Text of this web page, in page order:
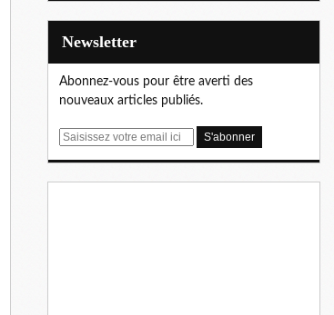
Newsletter
Abonnez-vous pour être averti des
nouveaux articles publiés.
E